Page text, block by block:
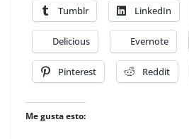
Tumblr LinkedIn
Delicious Evernote
Pinterest Reddit
Me gusta esto: